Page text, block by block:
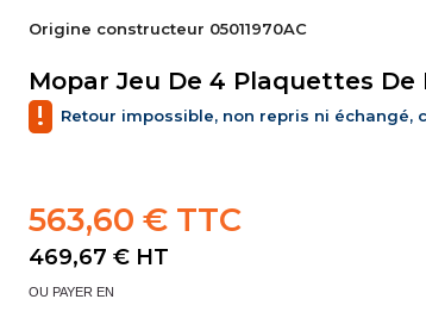
Origine constructeur 05011970AC
Mopar Jeu De 4 Plaquettes De
! Retour impossible, non repris ni échangé,
563,60 € TTC
469,67 € HT
OU PAYER EN